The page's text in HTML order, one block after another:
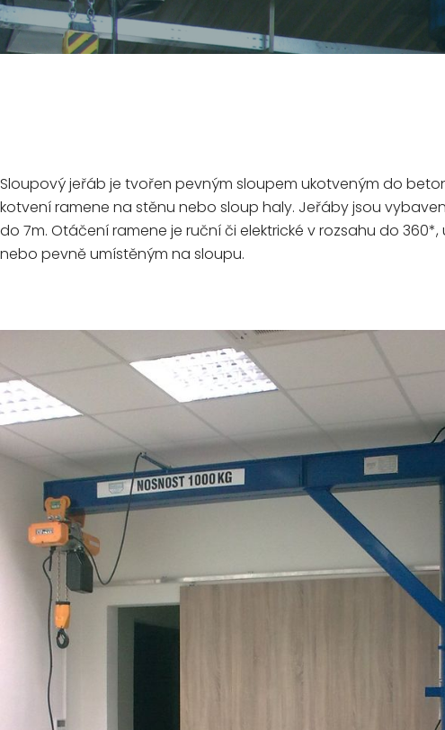
Sloupový jeřáb je tvořen pevným sloupem ukotveným do
kotvení ramene na stěnu nebo sloup haly. Jeřáby jsou
do 7m. Otáčení ramene je ruční či elektrické v rozsahu do
nebo pevně umístěným na sloupu.